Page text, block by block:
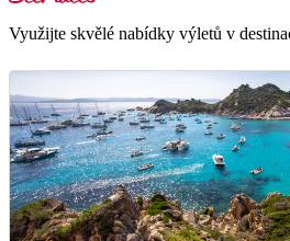
Využijte skvělé nabídky výletů v